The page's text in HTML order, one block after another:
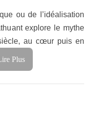
ou de l’idéalisation
explore le mythe
au cœur puis en
Plus